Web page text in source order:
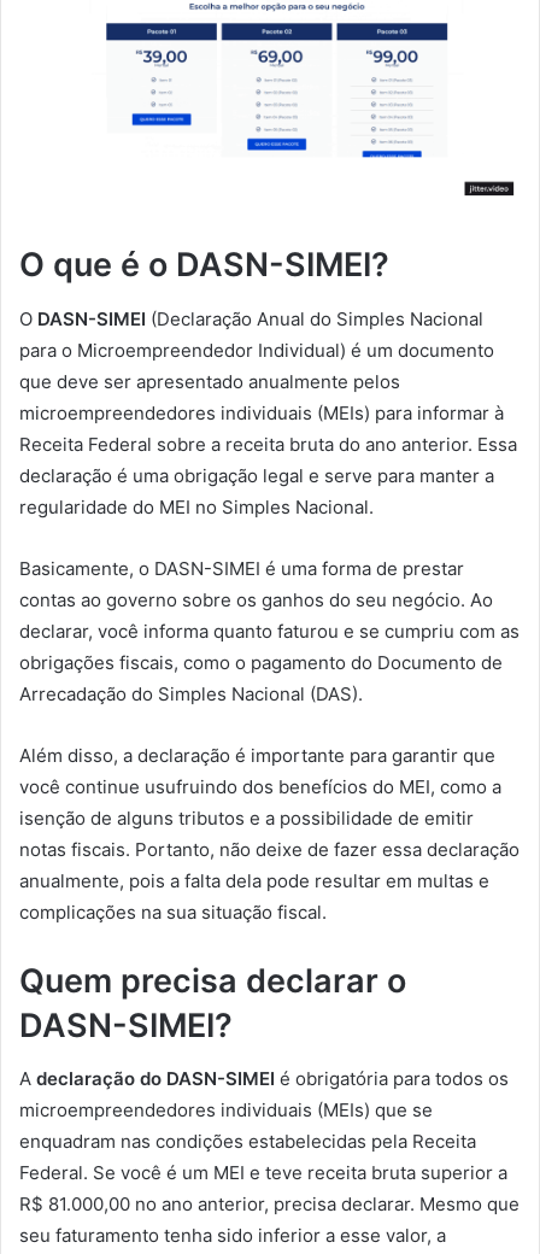
O que é o DASN-SIMEI?
O DASN-SIMEI (Declaração Anual do Simples Nacional
para o Microempreendedor Individual) é um documento
que deve ser apresentado anualmente pelos
microempreendedores individuais (MEIs) para informar à
Receita Federal sobre a receita bruta do ano anterior. Essa
declaração é uma obrigação legal e serve para manter a
regularidade do MEI no Simples Nacional.
Basicamente, o DASN-SIMEI é uma forma de prestar
contas ao governo sobre os ganhos do seu negócio. Ao
declarar, você informa quanto faturou e se cumpriu com as
obrigações fiscais, como o pagamento do Documento de
Arrecadação do Simples Nacional (DAS).
Além disso, a declaração é importante para garantir que
você continue usufruindo dos benefícios do MEI, como a
isenção de alguns tributos e a possibilidade de emitir
notas fiscais. Portanto, não deixe de fazer essa declaração
anualmente, pois a falta dela pode resultar em multas e
complicações na sua situação fiscal.
Quem precisa declarar o
DASN-SIMEI?
A declaração do DASN-SIMEI é obrigatória para todos os
microempreendedores individuais (MEIs) que se
enquadram nas condições estabelecidas pela Receita
Federal. Se você é um MEI e teve receita bruta superior a
R$ 81.000,00 no ano anterior, precisa declarar. Mesmo que
seu faturamento tenha sido inferior a esse valor, a